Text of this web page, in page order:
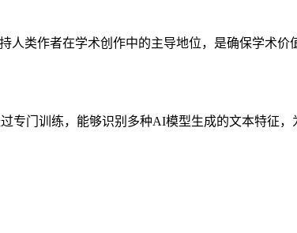
类作者在学术创作中的主导地位，是确保学术价
专门训练，能够识别多种AI模型生成的文本特征，